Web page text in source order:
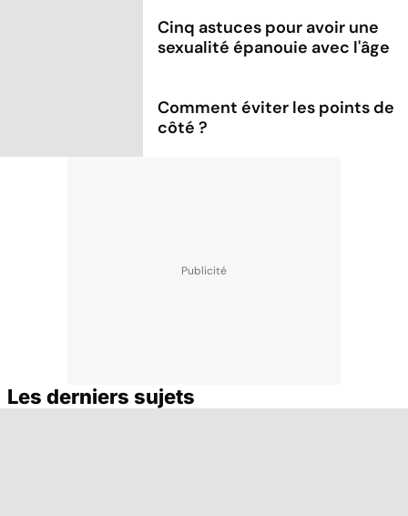
Cinq astuces pour avoir une
sexualité épanouie avec l'âge
Comment éviter les points de
côté ?
Les derniers sujets